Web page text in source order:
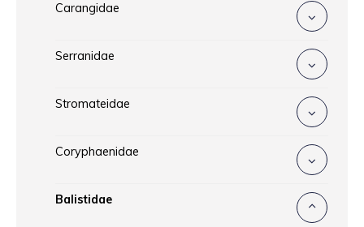
Carangidae
Serranidae
Stromateidae
Coryphaenidae
Balistidae